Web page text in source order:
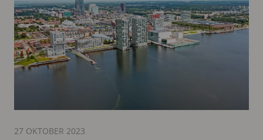
27 OKTOBER 2023